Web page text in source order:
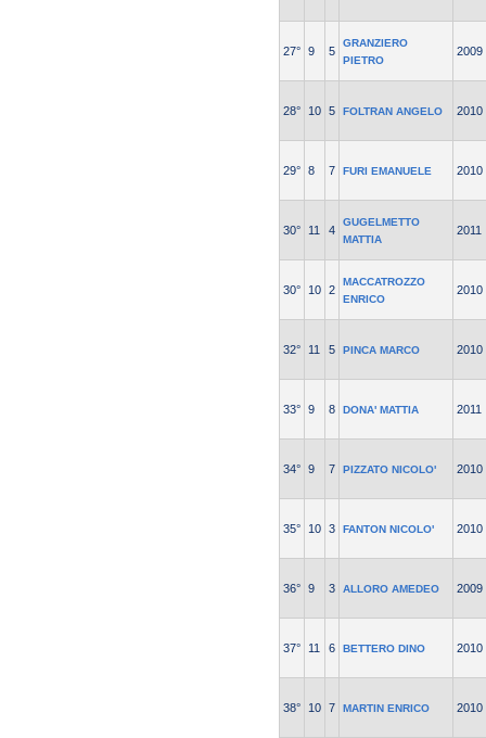
27° 9 5
GRANZIERO
PIETRO
2009
28° 10 5 FOLTRAN ANGELO 2010
29° 8 7 FURI EMANUELE 2010
30° 11 4
GUGELMETTO
MATTIA
2011
30° 10 2
MACCATROZZO
ENRICO
2010
32° 11 5 PINCA MARCO 2010
33° 9 8 DONA' MATTIA 2011
34° 9 7 PIZZATO NICOLO' 2010
35° 10 3 FANTON NICOLO' 2010
36° 9 3 ALLORO AMEDEO 2009
37° 11 6 BETTERO DINO 2010
38° 10 7 MARTIN ENRICO 2010